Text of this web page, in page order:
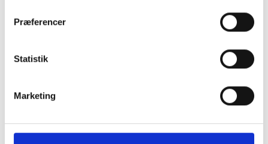
Præferencer
Statistik
Marketing
BL INFORMERER
08. juni 2026
Sundhedsreformens konsekvenser for
kommunale lejemål i almene ældre- og